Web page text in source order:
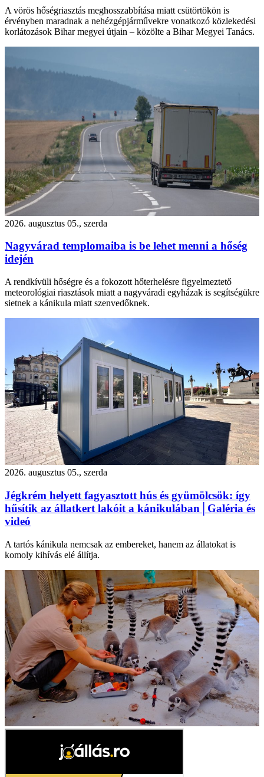
A vörös hőségriasztás meghosszabbítása miatt csütörtökön is
érvényben maradnak a nehézgépjárművekre vonatkozó közlekedési
korlátozások Bihar megyei útjain – közölte a Bihar Megyei Tanács.
2026. augusztus 05., szerda
Nagyvárad templomaiba is be lehet menni a hőség
idején
A rendkívüli hőségre és a fokozott hőterhelésre figyelmeztető
meteorológiai riasztások miatt a nagyváradi egyházak is segítségükre
sietnek a kánikula miatt szenvedőknek.
2026. augusztus 05., szerda
Jégkrém helyett fagyasztott hús és gyümölcsök: így
hűsítik az állatkert lakóit a kánikulában│Galéria és
videó
A tartós kánikula nemcsak az embereket, hanem az állatokat is
komoly kihívás elé állítja.